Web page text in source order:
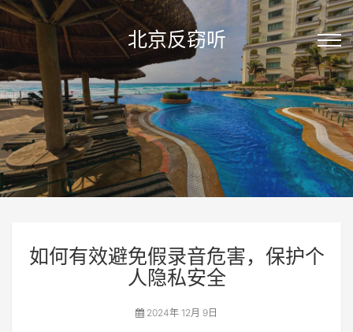
北京反窃听
如何有效避免假录音危害，保护个
人隐私安全
2024年 12月 9日